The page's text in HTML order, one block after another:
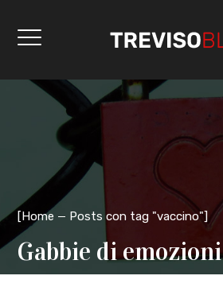
[Home Posts con tag "vaccino"]
Gabbie di emozioni